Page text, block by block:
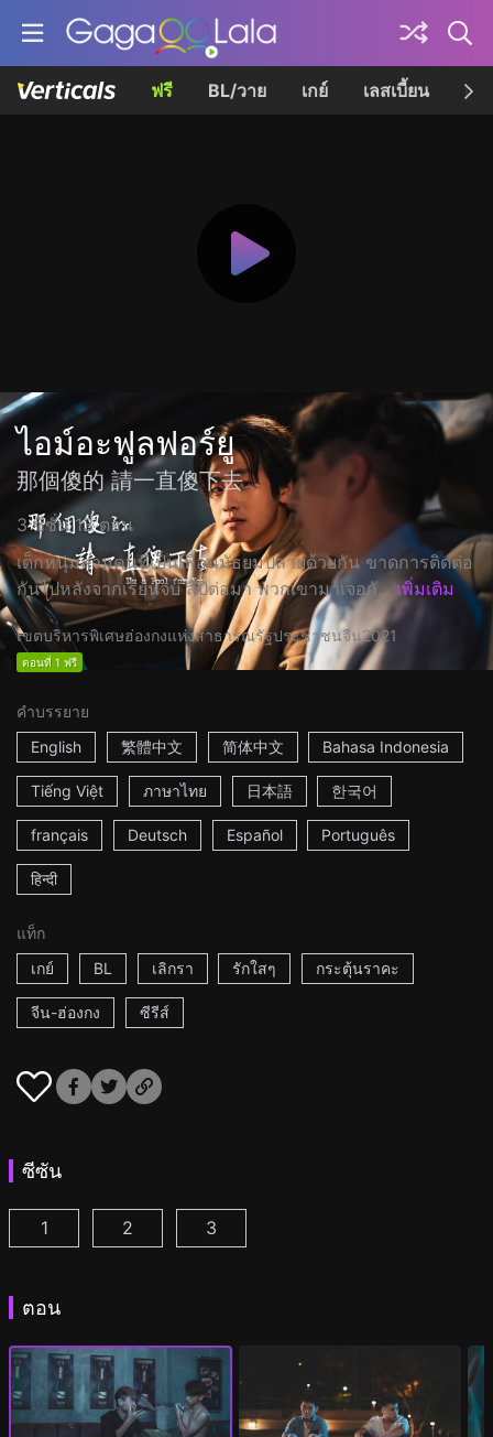
ฟรี BL/วาย เกย์ เลสเบี้ยน เค
ไอม์อะฟูลฟอร์ยู
那個傻的 請一直傻下去
3 ซีซั่น 13 ตอน
เด็กหนุ่มสามคนที่เป็นเพื่อนมัธยมปลายด้วยกัน ขาดการติดต่อ
กันไปหลังจากเรียนจบ สี่ปีต่อมา พวกเขามาเจอกั... เพิ่มเติม
เขตบริหารพิเศษฮ่องกงแห่งสาธารณรัฐประชาชนจีน2021
ตอนที่ 1 ฟรี
คำบรรยาย
English
繁體中文 简体中文 Bahasa Indonesia
Tiếng Việt ภาษาไทย 日本語 한국어
français Deutsch Español Português
हिन्दी
แท็ก
เกย์
BL เลิกรา รักใสๆ กระตุ้นราคะ
จีน-ฮ่องกง ซีรีส์
ซีซัน
ไอม์อะฟูลฟอร์ยู ซีซัน 1 ตอนที่ 1
1 ไอม์อะฟูลฟอร์ยู ซีซัน 2 ตอนที่ 1
2 ไอม์อะฟูลฟอร์ยู ซีซัน 3 ตอนที่ 1
3
ตอน